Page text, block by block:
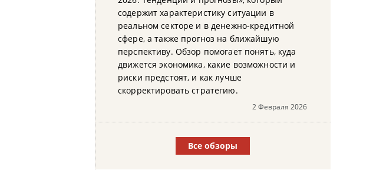
содержит характеристику ситуации в
реальном секторе и в денежно-кредитной
сфере, а также прогноз на ближайшую
перспективу. Обзор помогает понять, куда
движется экономика, какие возможности и
риски предстоят, и как лучше
скорректировать стратегию.
2 Февраля 2026
Все обзоры